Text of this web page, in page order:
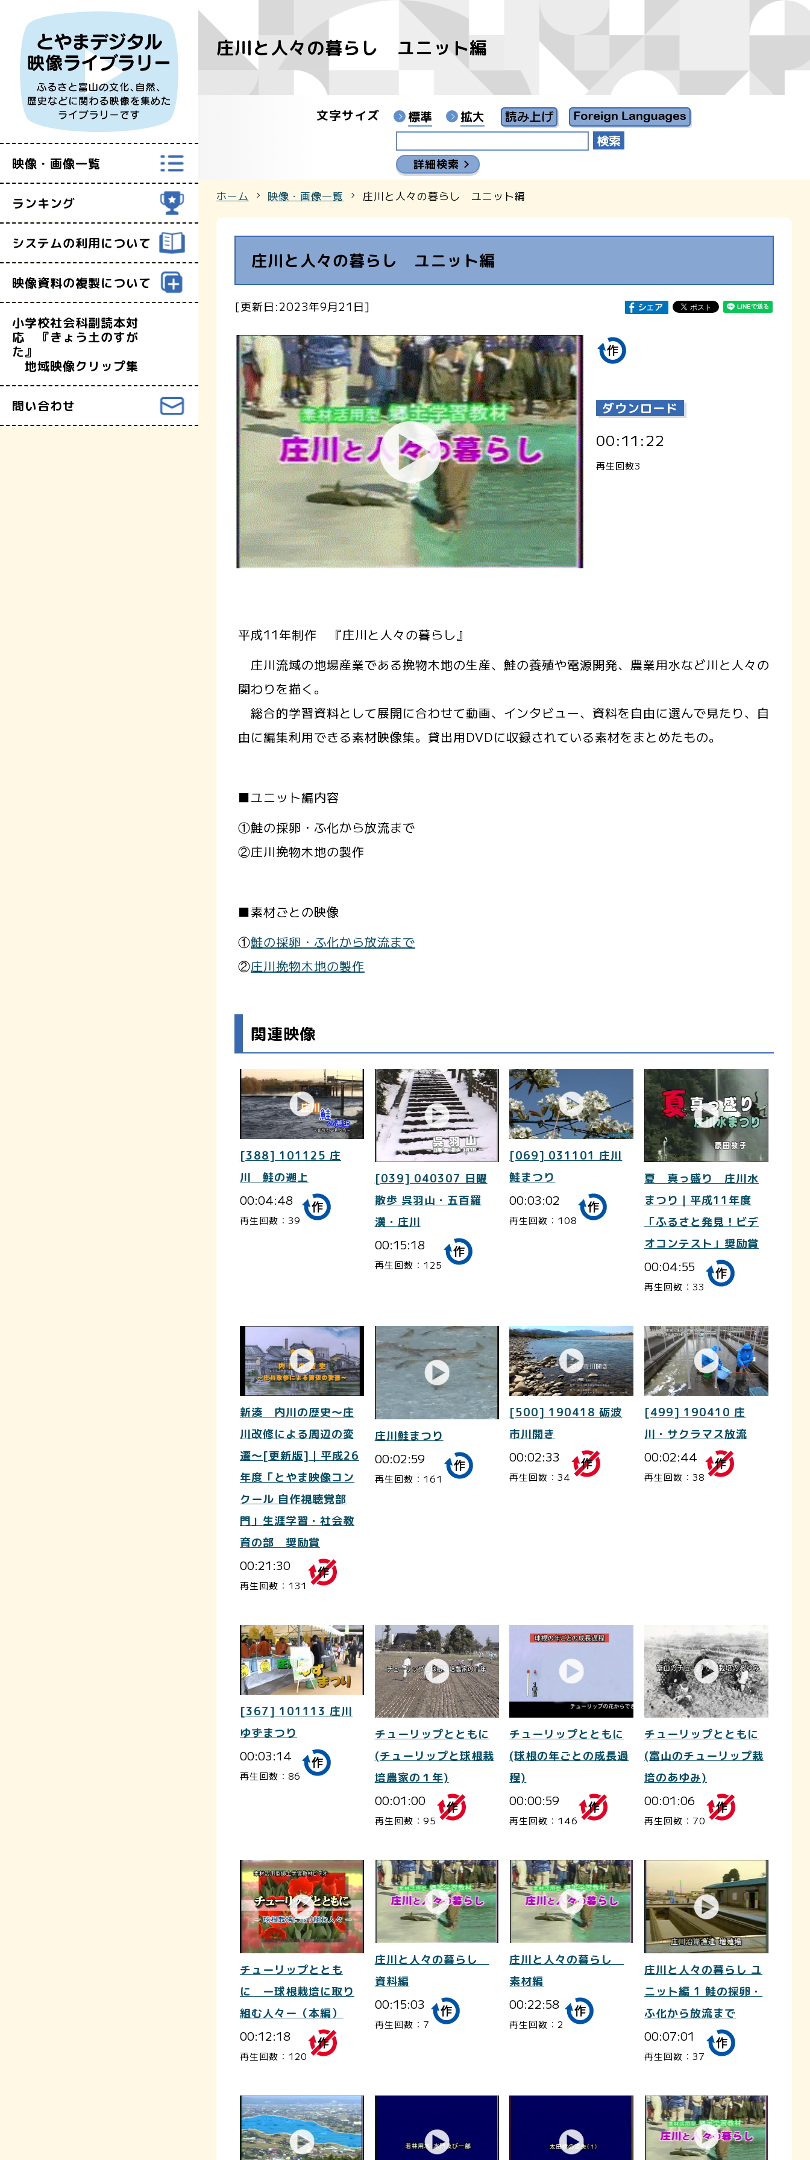
映像・画像一覧
すべての映像
富山県映像センターYouTubeチャンネル
ランキング
システムの利用について
映像資料の複製について
小学校社会科副読本対
応 『きょう土のすが
た』
地域映像クリップ集
問い合わせ
庄川と人々の暮らし ユニット編
文字サイズ 標準 拡大
詳細検索
ホーム 映像・画像一覧 庄川と人々の暮らし ユニット編
庄川と人々の暮らし ユニット編
[更新日:2023年9月21日]
ダウンロード
00:11:22
再生回数3
平成11年制作 『庄川と人々の暮らし』
庄川流域の地場産業である挽物木地の生産、鮭の養殖や電源開発、農業用水など川と人々の
関わりを描く。
総合的学習資料として展開に合わせて動画、インタビュー、資料を自由に選んで見たり、自
由に編集利用できる素材映像集。貸出用DVDに収録されている素材をまとめたもの。
■ユニット編内容
①鮭の採卵・ふ化から放流まで
②庄川挽物木地の製作
■素材ごとの映像
①鮭の採卵・ふ化から放流まで
②庄川挽物木地の製作
関連映像
[388] 101125 庄
川 鮭の遡上
00:04:48
再生回数：39
[039] 040307 日曜
散歩 呉羽山・五百羅
漢・庄川
00:15:18
再生回数：125
[069] 031101 庄川
鮭まつり
00:03:02
再生回数：108
夏 真っ盛り 庄川水
まつり｜平成11年度
「ふるさと発見！ビデ
オコンテスト」奨励賞
00:04:55
再生回数：33
新湊 内川の歴史～庄
川改修による周辺の変
遷～[更新版]｜平成26
年度「とやま映像コン
クール 自作視聴覚部
門」生涯学習・社会教
育の部 奨励賞
00:21:30
再生回数：131
庄川鮭まつり
00:02:59
再生回数：161
[500] 190418 砺波
市川開き
00:02:33
再生回数：34
[499] 190410 庄
川・サクラマス放流
00:02:44
再生回数：38
[367] 101113 庄川
ゆずまつり
00:03:14
再生回数：86
チューリップとともに
(チューリップと球根栽
培農家の１年)
00:01:00
再生回数：95
チューリップとともに
(球根の年ごとの成長過
程)
00:00:59
再生回数：146
チューリップとともに
(富山のチューリップ栽
培のあゆみ)
00:01:06
再生回数：70
チューリップととも
に ー球根栽培に取り
組む人々ー（本編）
00:12:18
再生回数：120
庄川と人々の暮らし
資料編
00:15:03
再生回数：7
庄川と人々の暮らし
素材編
00:22:58
再生回数：2
庄川と人々の暮らし ユ
ニット編 1 鮭の採卵・
ふ化から放流まで
00:07:01
再生回数：37